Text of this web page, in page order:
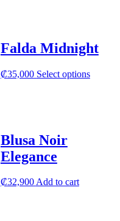
Falda Midnight
₡35,000 Select optionsThis
Blusa Noir
Elegance
₡32,900Add to cart